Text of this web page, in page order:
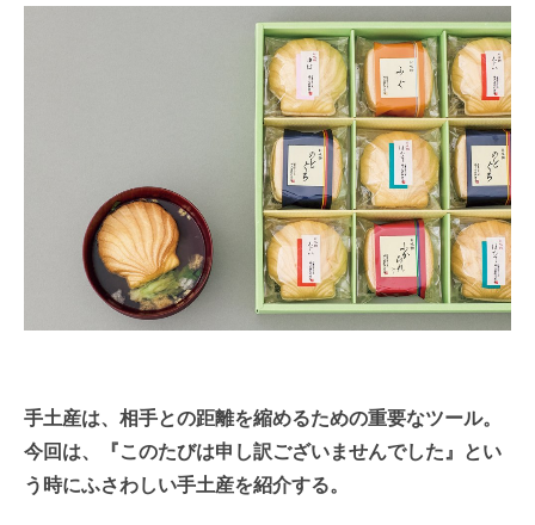
プライバシーポリシー
本サイトのご利用にあたって
運営会社
手土産は、相手との距離を縮めるための重要なツール。
今回は、『このたびは申し訳ございませんでした』とい
う時にふさわしい手土産を紹介する。